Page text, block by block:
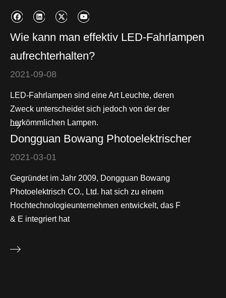
Wie kann man effektiv LED-Fahrlampen
aufrechterhalten?
2021-09-08
LED-Fahrlampen sind eine Art Leuchte, deren
Zweck unterscheidet sich jedoch von der der
herkömmlichen Lampen.
Dongguan Bowang Photoelektrischer
2021-03-01
Gegründet im Jahr 2009, Dongguan Bowang
Photoelektrisch CO., Ltd. hat sich zu einem
Hochtechnologieunternehmen entwickelt, das F
& E integriert hat